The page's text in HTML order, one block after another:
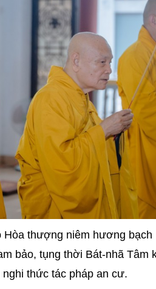
thượng niêm hương bạch
bảo, tụng thời Bát-nhã Tâm
thức tác pháp an cư.